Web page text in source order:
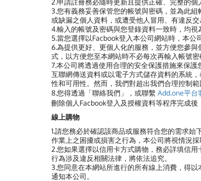
2.申請註冊務必隨時更新且提供正確、完整的
3.您有義務妥善保管您的帳號與密碼，並為此
或缺漏之個人資料，或遭受他人冒用、有違反
4.輸入的帳號及密碼與您登錄資料一致時，均
5.當您選擇以Facbook登入本公司網站時，本公
6.為提供更好、更個人化的服務，並方便您參
式，以方便您至本網站時不必每次再輸入帳號密
7.本公司將透過使用合理的安全保護措施來保
互聯網傳送資料或以電子方式儲存資料的系統
性和可用性。然而，我們對超出我們合理控制
8.您得透過「聯絡我們」，或聯繫 Add.one平台
刪除個人Facbook登入及授權資料等程序完成
線上購物
1.請您務必於確認該商品或服務符合您的需求
作業上之困擾或損害之行為，本公司將視情況
2.您如果選擇以信用卡方式購物，務必詳填信
行為涉及違反相關法律，將依法追究。
3.您同意在本網站所進行的所有線上消費，得
通知本公司。